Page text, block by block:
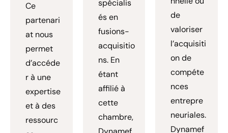
Ce
partenari
at nous
permet
d’accéde
r à une
expertise
et à des
ressourc
spécialis
és en
fusions-
acquisitio
ns. En
étant
affilié à
cette
chambre,
de
valoriser
l’acquisiti
on de
compéte
nces
entrepre
neuriales.
Dynamef